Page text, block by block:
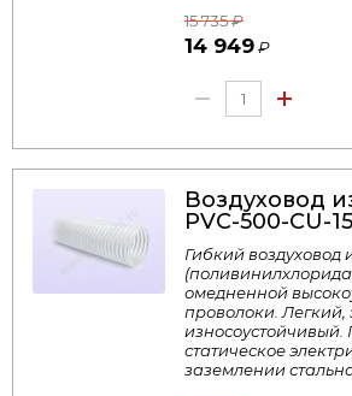
15 735₽
14 949₽
Воздуховод
PVC-500-CU-
Гибкий воздуховод
омедненной
проволоки. Легкий,
износоустойчивый.
статическое
заземлении